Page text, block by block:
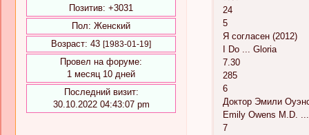
Позитив: +3031
Пол: Женский
Возраст: 43 [1983-01-19]
Провел на форуме:
1 месяц 10 дней
Последний визит:
30.10.2022 04:43:07 pm
24
5
Я согласен (2012)
I Do ... Gloria
7.30
285
6
Доктор Эмили
Emily Owens M.D.
7